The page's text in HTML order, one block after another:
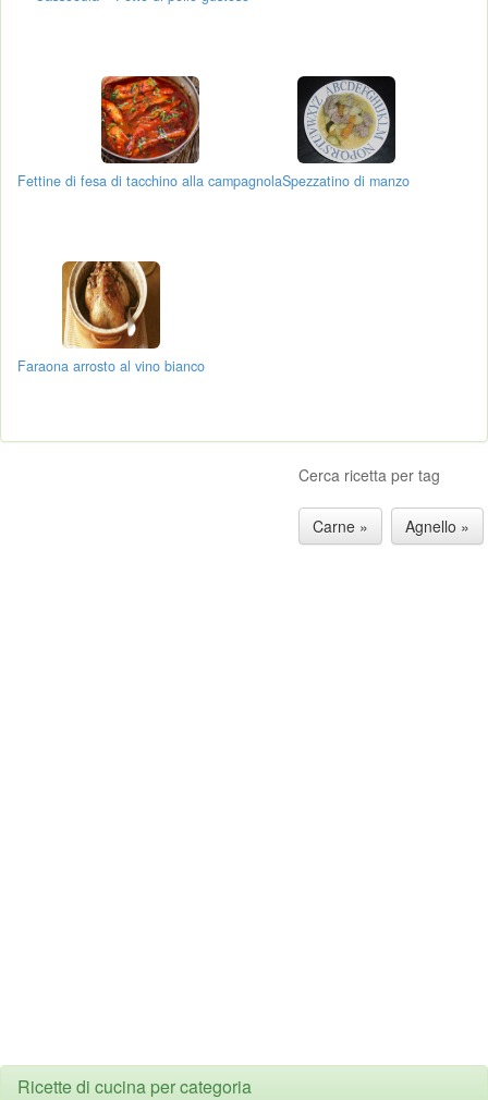
Fettine di fesa di tacchino alla campagnolaSpezzatino di manzo
Faraona arrosto al vino bianco
Cerca ricetta per tag
Carne » Agnello »
Ricette di cucina per categoria